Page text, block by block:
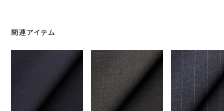
関連アイテム